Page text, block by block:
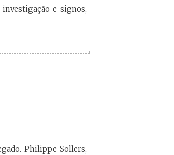
e signos,
Philippe Sollers,